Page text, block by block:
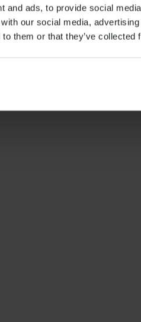
and ads, to provide social
our social media,
them or that they’ve